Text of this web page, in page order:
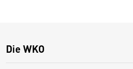
Die WKO